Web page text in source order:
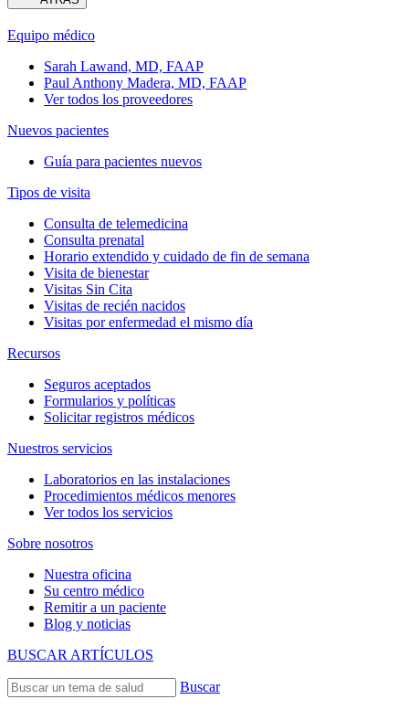
Equipo médico
Sarah Lawand, MD, FAAP
Paul Anthony Madera, MD, FAAP
Ver todos los proveedores
Nuevos pacientes
Guía para pacientes nuevos
Tipos de visita
Consulta de telemedicina
Consulta prenatal
Horario extendido y cuidado de fin de semana
Visita de bienestar
Visitas Sin Cita
Visitas de recién nacidos
Visitas por enfermedad el mismo día
Recursos
Seguros aceptados
Formularios y políticas
Solicitar registros médicos
Nuestros servicios
Laboratorios en las instalaciones
Procedimientos médicos menores
Ver todos los servicios
Sobre nosotros
Nuestra oficina
Su centro médico
Remitir a un paciente
Blog y noticias
BUSCAR ARTÍCULOS
Buscar